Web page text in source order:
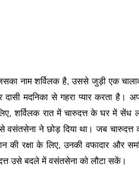
नाम शर्विलक है, उससे जुड़ी एक
दासी मदनिका से गहरा प्यार करता है।
शर्विलक रात में चारुदत्त के घर में सेंध
वसंतसेना ने छोड़ दिया था। जब चारुदत्त
की रक्षा के लिए, उनकी वफादार और
उसे बदले में वसंतसेना को लौटा सकें।